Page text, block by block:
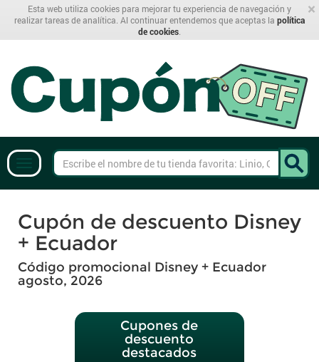
×
Esta web utiliza cookies para mejorar tu experiencia de navegación y
realizar tareas de analítica. Al continuar entendemos que aceptas la política
de cookies
Cupón de descuento Disney
+ Ecuador
Código promocional Disney + Ecuador
agosto, 2026
Cupones de
descuento
destacados